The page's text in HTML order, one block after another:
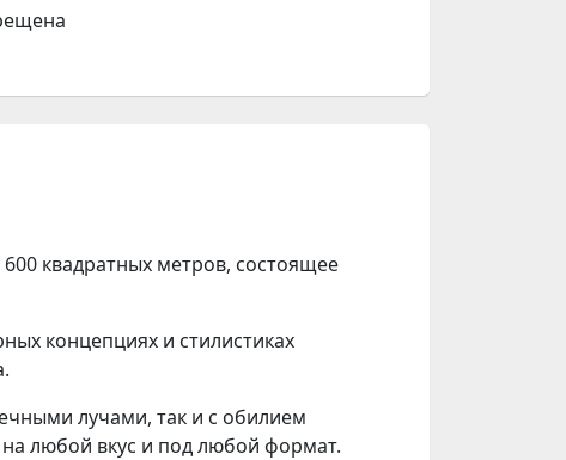
квадратных метров, состоящее
концепциях и стилистиках
лучами, так и с обилием
на любой вкус и под любой формат.